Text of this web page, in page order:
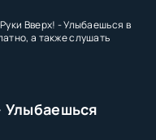
Вверх! - Улыбаешься в
а также слушать
Улыбаешься